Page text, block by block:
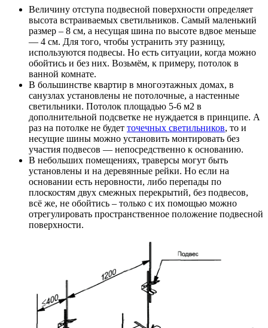
Величину отступа подвесной поверхности определяет
высота встраиваемых светильников. Самый маленький
размер – 8 см, а несущая шина по высоте вдвое меньше
— 4 см. Для того, чтобы устранить эту разницу,
используются подвесы. Но есть ситуации, когда можно
обойтись и без них. Возьмём, к примеру, потолок в
ванной комнате.
В большинстве квартир в многоэтажных домах, в
санузлах установлены не потолочные, а настенные
светильники. Потолок площадью 5-6 м2 в
дополнительной подсветке не нуждается в принципе. А
раз на потолке не будет точечных светильников, то и
несущие шины можно установить монтировать без
участия подвесов — непосредственно к основанию.
В небольших помещениях, траверсы могут быть
установлены и на деревянные рейки. Но если на
основании есть неровности, либо перепады по
плоскостям двух смежных перекрытий, без подвесов,
всё же, не обойтись – только с их помощью можно
отрегулировать пространственное положение подвесной
поверхности.